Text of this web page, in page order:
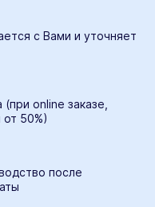
с Вами и уточняет
online заказе,
50%)
после